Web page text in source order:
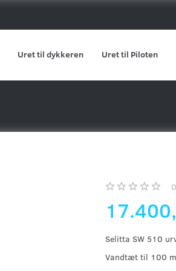
Uret til dykkeren Uret til Piloten
0
Selitta SW 510
Vandtæt til 100